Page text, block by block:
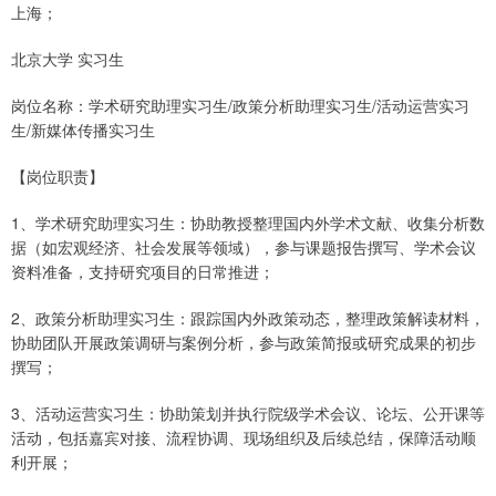
上海；
北京大学 实习生
岗位名称：学术研究助理实习生/政策分析助理实习生/活动运营实习
生/新媒体传播实习生
【岗位职责】
1、学术研究助理实习生：协助教授整理国内外学术文献、收集分析数
据（如宏观经济、社会发展等领域），参与课题报告撰写、学术会议
资料准备，支持研究项目的日常推进；
2、政策分析助理实习生：跟踪国内外政策动态，整理政策解读材料，
协助团队开展政策调研与案例分析，参与政策简报或研究成果的初步
撰写；
3、活动运营实习生：协助策划并执行院级学术会议、论坛、公开课等
活动，包括嘉宾对接、流程协调、现场组织及后续总结，保障活动顺
利开展；